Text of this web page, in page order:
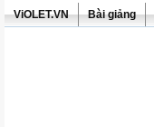
ViOLET.VN Bài giảng